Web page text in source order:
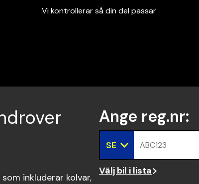
Vi kontrollerar så din del passar
inkluderar kolvar,
Ange reg.nr:
SE ABC123
Välj bil i lista